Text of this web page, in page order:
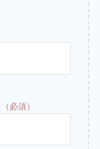
（必須）